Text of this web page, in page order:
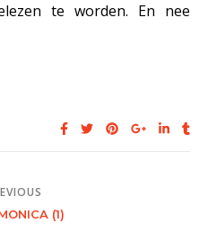
te worden. En nee
(1)